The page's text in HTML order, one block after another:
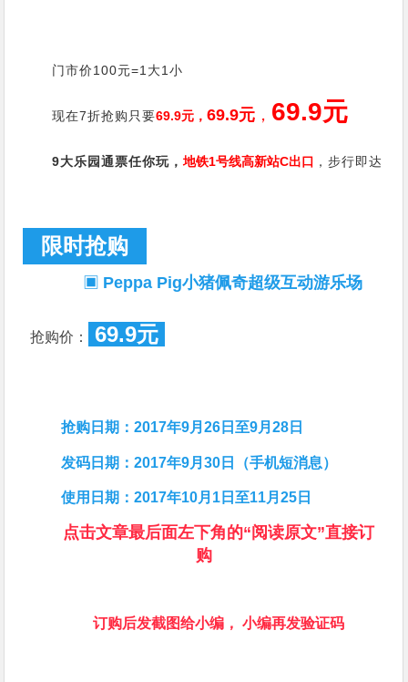
门市价100元=1大1小
现在7折抢购只要69.9元，69.9元 ， 69.9元
9大乐园通票任你玩，地铁1号线高新站C出口 ，步行即达
限时抢购
▣ Peppa Pig小猪佩奇超级互动游乐场
抢购价： 69.9元
抢购日期：2017年9月26日至9月28日
发码 日期 ：2017年9月30日（手机短消息）
使用 日期 ：2017年10月1日至11月25日
点击文章最后面左下角的“阅读原文”直接订
购
订购后发截图给小编， 小编再发验证码